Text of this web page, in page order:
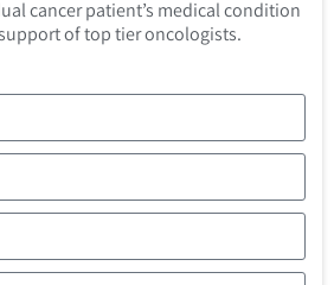
cancer patient’s medical condition
of top tier oncologists.